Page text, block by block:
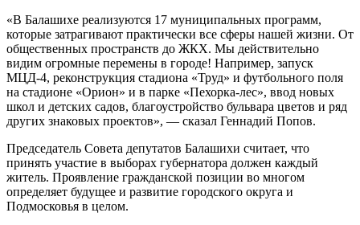
«В Балашихе реализуются 17 муниципальных программ,
которые затрагивают практически все сферы нашей жизни. От
общественных пространств до ЖКХ. Мы действительно
видим огромные перемены в городе! Например, запуск
МЦД-4, реконструкция стадиона «Труд» и футбольного поля
на стадионе «Орион» и в парке «Пехорка-лес», ввод новых
школ и детских садов, благоустройство бульвара цветов и ряд
других знаковых проектов», — сказал Геннадий Попов.
Председатель Совета депутатов Балашихи считает, что
принять участие в выборах губернатора должен каждый
житель. Проявление гражданской позиции во многом
определяет будущее и развитие городского округа и
Подмосковья в целом.